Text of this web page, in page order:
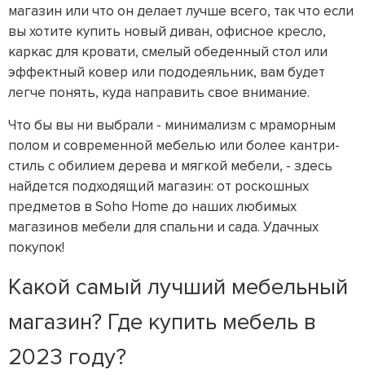
магазин или что он делает лучше всего, так что если
вы хотите купить новый диван, офисное кресло,
каркас для кровати, смелый обеденный стол или
эффектный ковер или пододеяльник, вам будет
легче понять, куда направить свое внимание.
Что бы вы ни выбрали - минимализм с мраморным
полом и современной мебелью или более кантри-
стиль с обилием дерева и мягкой мебели, - здесь
найдется подходящий магазин: от роскошных
предметов в Soho Home до наших любимых
магазинов мебели для спальни и сада. Удачных
покупок!
Какой самый лучший мебельный
магазин? Где купить мебель в
2023 году?